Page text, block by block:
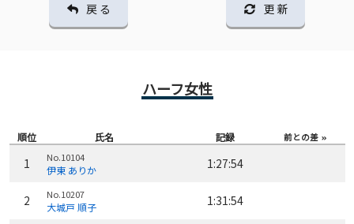
戻 る 更 新
ハーフ女性
順位 氏名 記録 前との差
1 No.10104
伊東 ありか 1:27:54
2 No.10207
大城戸 順子 1:31:54